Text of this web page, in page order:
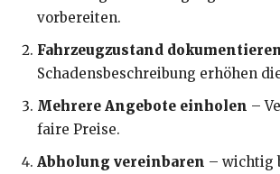
vorbereiten.
Fahrzeugzustand
Schadensbeschreibung erhöhen
Mehrere Angebote einholen –
faire Preise.
Abholung vereinbaren – wichtig